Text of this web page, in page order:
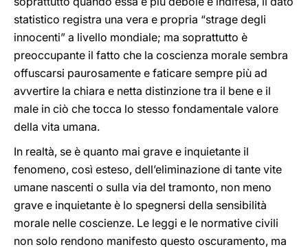
statistico registra una vera e propria “strage degli
innocenti” a livello mondiale; ma soprattutto è
preoccupante il fatto che la coscienza morale sembra
offuscarsi paurosamente e faticare sempre più ad
avvertire la chiara e netta distinzione tra il bene e il
male in ciò che tocca lo stesso fondamentale valore
della vita umana.
In realtà, se è quanto mai grave e inquietante il
fenomeno, così esteso, dell’eliminazione di tante vite
umane nascenti o sulla via del tramonto, non meno
grave e inquietante è lo spegnersi della sensibilità
morale nelle coscienze. Le leggi e le normative civili
non solo rendono manifesto questo oscuramento, ma